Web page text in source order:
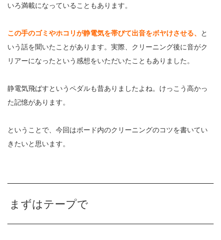
いろ満載になっていることもあります。
この手のゴミやホコリが静電気を帯びて出音をボヤけさせる、
と
いう話を聞いたことがあります。実際、クリーニング後に音がク
リアーになったという感想をいただいたこともありました。
静電気飛ばすというペダルも昔ありましたよね。けっこう高かっ
た記憶があります。
ということで、今回はボード内のクリーニングのコツを書いてい
きたいと思います。
まずはテープで